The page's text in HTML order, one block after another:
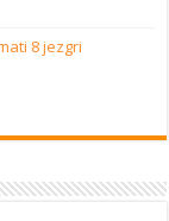
8 jezgri